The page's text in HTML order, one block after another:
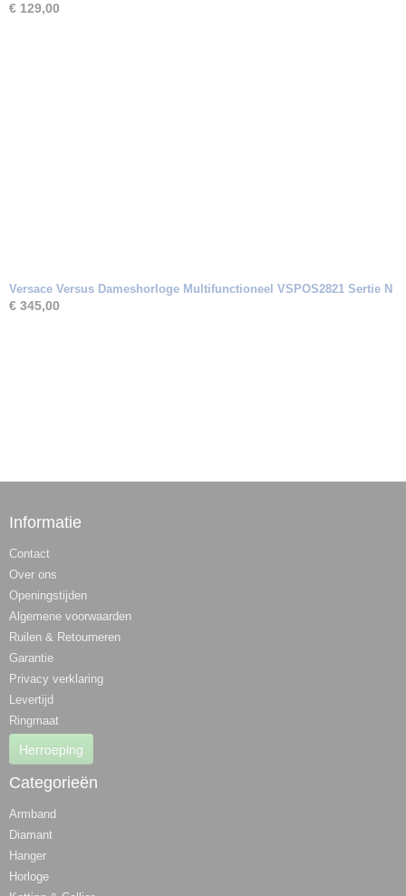
€ 129,00
Versace Versus Dameshorloge Multifunctioneel VSPOS2821 Sertie N
€ 345,00
Informatie
Contact
Over ons
Openingstijden
Algemene voorwaarden
Ruilen & Retourneren
Garantie
Privacy verklaring
Levertijd
Ringmaat
Herroeping
Categorieën
Armband
Diamant
Hanger
Horloge